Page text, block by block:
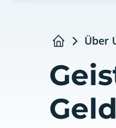
Über